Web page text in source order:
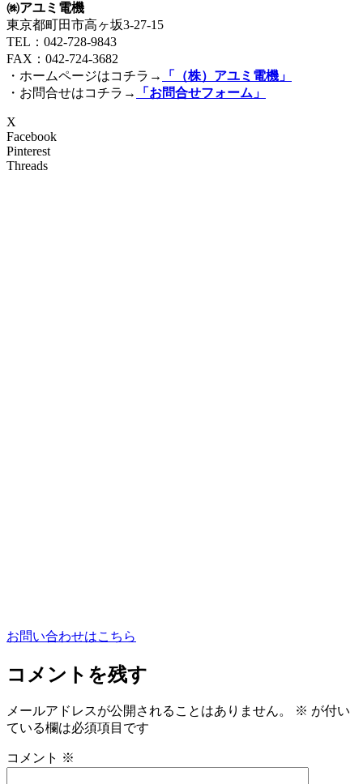
㈱アユミ電機
東京都町田市高ヶ坂3‐27‐15
TEL：042-728-9843
FAX：042-724-3682
・ホームページはコチラ→
「（株）アユミ電機」
・お問合せはコチラ→
「お問合せフォーム」
X
Facebook
Pinterest
Threads
お問い合わせはこちら
コメントを残す
メールアドレスが公開されることはありません。 ※ が付い
ている欄は必須項目です
コメント ※